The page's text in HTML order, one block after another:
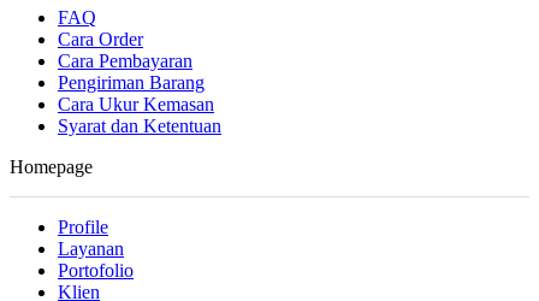
FAQ
Cara Order
Cara Pembayaran
Pengiriman Barang
Cara Ukur Kemasan
Syarat dan Ketentuan
Homepage
Profile
Layanan
Portofolio
Klien